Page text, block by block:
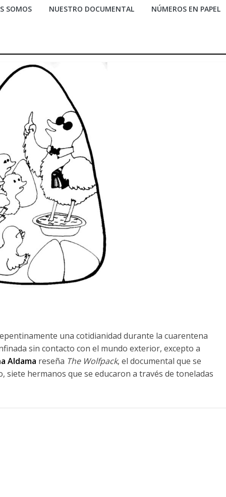
SOMOS NUESTRO DOCUMENTAL NÚMEROS EN PAPEL
una cotidianidad durante la cuarentena
sin contacto con el mundo exterior, excepto a
Aldama reseña The Wolfpack, el documental que se
siete hermanos que se educaron a través de toneladas